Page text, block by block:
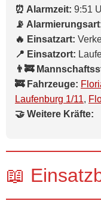
⏰ Alarmzeit: 9:51
📡
🔥 Einsatzart:
📍 Einsatzort:
👨‍🚒
🚒 Fahrzeuge:
Laufenburg 1/11,
🤝 Weitere Kräfte:
📖